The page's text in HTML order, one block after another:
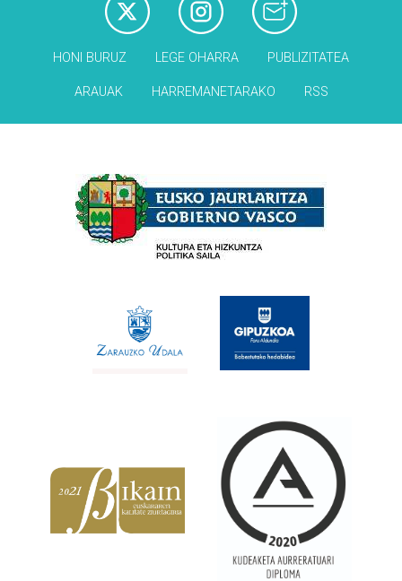
HONI BURUZ LEGE OHARRA PUBLIZITATEA
ARAUAK HARREMANETARAKO RSS